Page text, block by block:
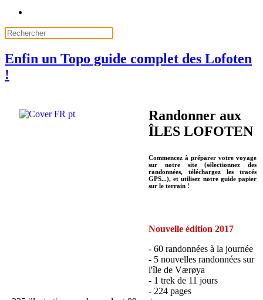
Enfin un Topo guide complet des Lofoten
!
Randonner aux
ÎLES LOFOTEN
Commencez à préparer votre voyage
sur notre site (sélectionnez des
randonnées, téléchargez les tracés
GPS...), et utilisez notre guide papier
sur le terrain !
Nouvelle édition 2017
- 60 randonnées à la journée
- 5 nouvelles randonnées sur
l'île de Værøya
- 1 trek de 11 jours
- 224 pages